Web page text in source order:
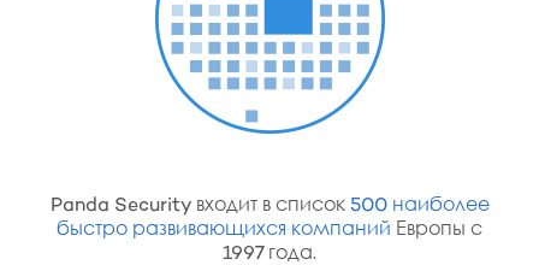
Panda Security входит в список 500 наиболее
быстро развивающихся компаний Европы с
1997 года.